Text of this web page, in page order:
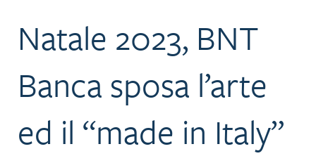
Natale 2023, BNT
Banca sposa l’arte
ed il “made in Italy”